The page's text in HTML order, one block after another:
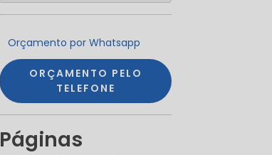
Orçamento por Whatsapp
ORÇAMENTO PELO
TELEFONE
Páginas